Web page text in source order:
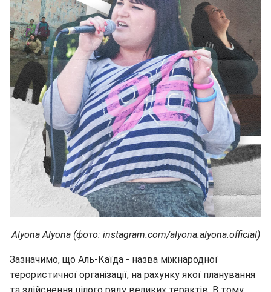
Alyona Alyona (фото: instagram.com/alyona.alyona.official)
Зазначимо, що Аль-Каїда - назва міжнародної
терористичної організації, на рахунку якої планування